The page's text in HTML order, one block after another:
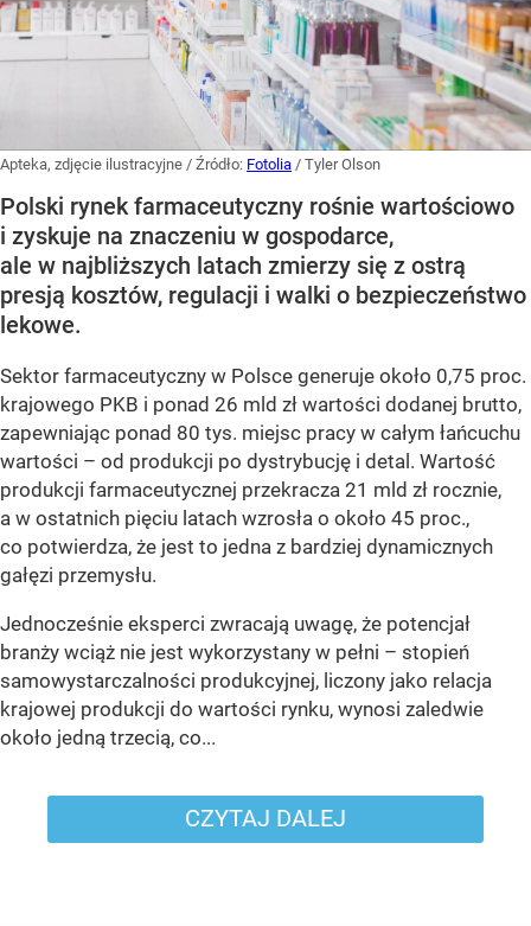
Apteka, zdjęcie ilustracyjne / Źródło: Fotolia / Tyler Olson
Polski rynek farmaceutyczny rośnie wartościowo
i zyskuje na znaczeniu w gospodarce,
ale w najbliższych latach zmierzy się z ostrą
presją kosztów, regulacji i walki o bezpieczeństwo
lekowe.
Sektor farmaceutyczny w Polsce generuje około 0,75 proc.
krajowego PKB i ponad 26 mld zł wartości dodanej brutto,
zapewniając ponad 80 tys. miejsc pracy w całym łańcuchu
wartości – od produkcji po dystrybucję i detal. Wartość
produkcji farmaceutycznej przekracza 21 mld zł rocznie,
a w ostatnich pięciu latach wzrosła o około 45 proc.,
co potwierdza, że jest to jedna z bardziej dynamicznych
gałęzi przemysłu.
Jednocześnie eksperci zwracają uwagę, że potencjał
branży wciąż nie jest wykorzystany w pełni – stopień
samowystarczalności produkcyjnej, liczony jako relacja
krajowej produkcji do wartości rynku, wynosi zaledwie
około jedną trzecią, co...
CZYTAJ DALEJ